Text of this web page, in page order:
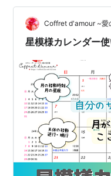
アートにもピッタリ
り絵データはカスタ
Coffret d'amour ~愛
星模様カレンダー